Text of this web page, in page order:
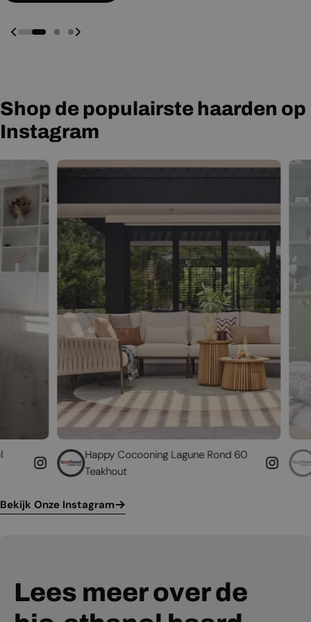
Shop de populairste haarden op
Instagram
Happy Cocooning Lagune Rond 60
Teakhout
Geef uw
Bekijk Onze Instagram
Lees meer over de